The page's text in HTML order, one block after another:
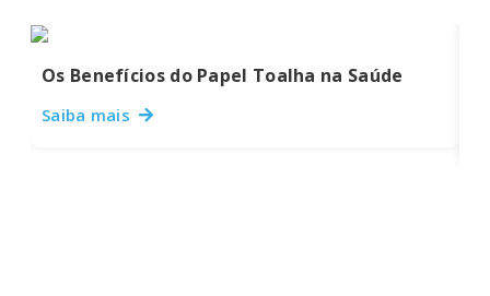
Os Benefícios do Papel Toalha na Saúde
Saiba mais